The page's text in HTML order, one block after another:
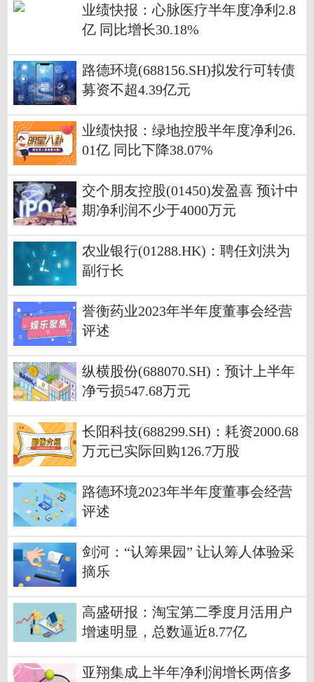
业绩快报：心脉医疗半年度净利2.8
亿 同比增长30.18%
路德环境(688156.SH)拟发行可转债
募资不超4.39亿元
业绩快报：绿地控股半年度净利26.
01亿 同比下降38.07%
交个朋友控股(01450)发盈喜 预计中
期净利润不少于4000万元
农业银行(01288.HK)：聘任刘洪为
副行长
誉衡药业2023年半年度董事会经营
评述
纵横股份(688070.SH)：预计上半年
净亏损547.68万元
长阳科技(688299.SH)：耗资2000.68
万元已实际回购126.7万股
路德环境2023年半年度董事会经营
评述
剑河：“认筹果园” 让认筹人体验采
摘乐
高盛研报：淘宝第二季度月活用户
增速明显，总数逼近8.77亿
亚翔集成上半年净利润增长两倍多